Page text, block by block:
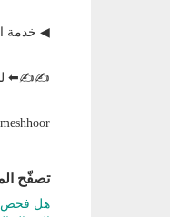
◀ خدمة
✍✍⬅
تصفّح
هل فحص